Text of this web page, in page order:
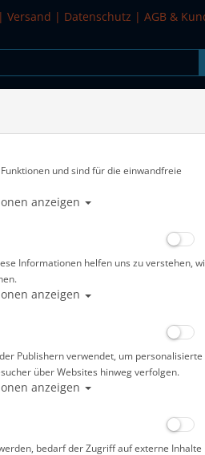
| Versand | Datenschutz | AGB &
SALE
Alle Artikel
519BP01S09
€*
in bitte telef. erfragen
und sind für die einwandfreie
anzeigen
Informationen helfen uns zu verstehen,
anzeigen
Publishern verwendet, um personalisierte
über Websites hinweg verfolgen.
anzeigen
bedarf der Zugriff auf externe Inhalte